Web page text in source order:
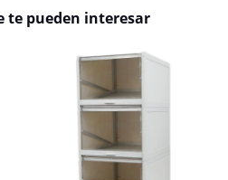
te pueden interesar